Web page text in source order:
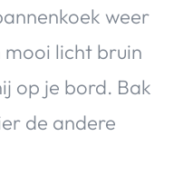
weer
mooi licht bruin
op je bord. Bak
de andere